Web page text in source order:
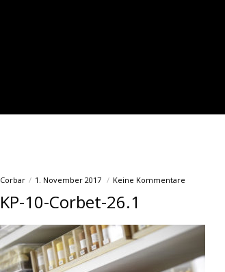
Corbar 1. November 2017 Keine Kommentare
KP-10-Corbet-26.1